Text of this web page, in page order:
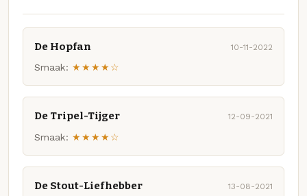
De Hopfan 10-11-2022
Smaak: ★★★★☆
De Tripel-Tijger 12-09-2021
Smaak: ★★★★☆
De Stout-Liefhebber 13-08-2021